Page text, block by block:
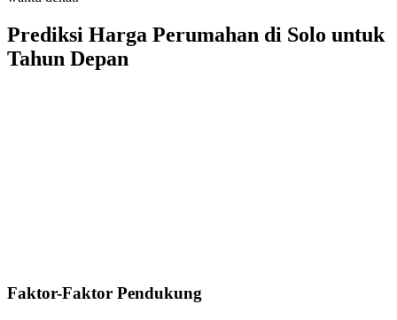
Prediksi Harga Perumahan di Solo untuk
Tahun Depan
Faktor-Faktor Pendukung